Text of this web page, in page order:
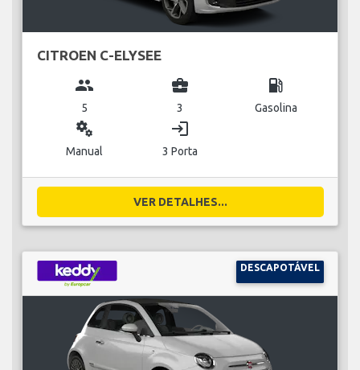
CITROEN C-ELYSEE
group
5
business_center
3
local_gas_station
Gasolina
miscellaneous_services
Manual
login
3 Porta
VER DETALHES...
DESCAPOTÁVEL